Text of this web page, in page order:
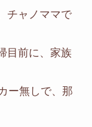
チャノママで
目前に、家族
ー無しで、那